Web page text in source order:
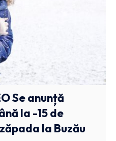
Se anunță
la -15 de
la Buzău